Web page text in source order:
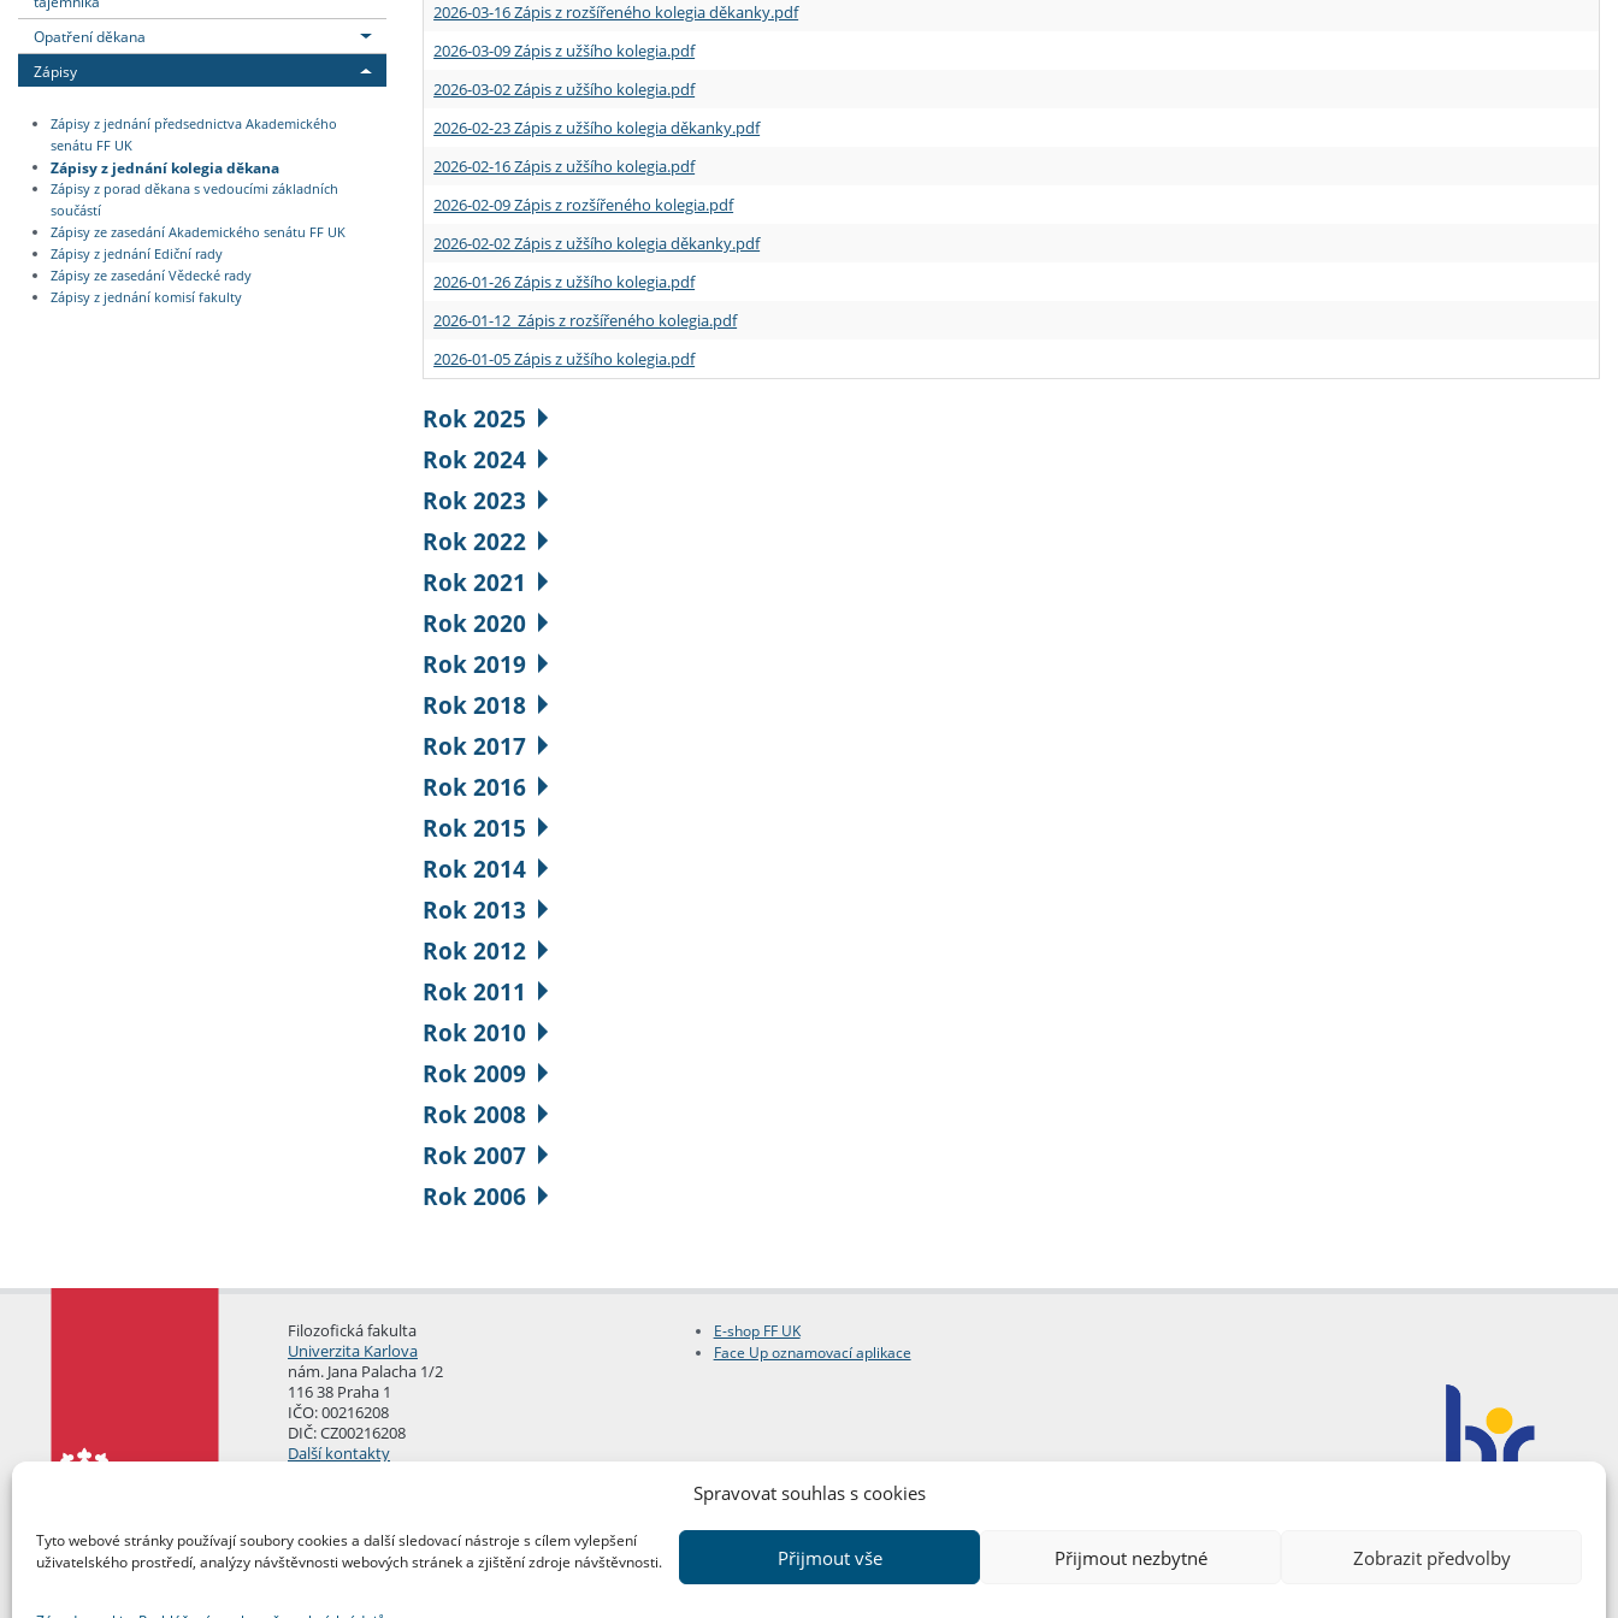
Spravovat souhlas s cookies
Tyto webové stránky používají soubory cookies a další sledovací nástroje s cílem vylepšení
uživatelského prostředí, analýzy návštěvnosti webových stránek a zjištění zdroje návštěvnosti.
Přijmout vše Přijmout nezbytné Zobrazit předvolby
Opatření děkana
Zápisy
Zápisy z jednání předsednictva Akademického
senátu FF UK
Zápisy z jednání kolegia děkana
Zápisy z porad děkana s vedoucími základních
součástí
Zápisy ze zasedání Akademického senátu FF UK
Zápisy z jednání Ediční rady
Zápisy ze zasedání Vědecké rady
Zápisy z jednání komisí fakulty
2026-03-16 Zápis z rozšířeného kolegia děkanky.pdf
2026-03-09 Zápis z užšího kolegia.pdf
2026-03-02 Zápis z užšího kolegia.pdf
2026-02-23 Zápis z užšího kolegia děkanky.pdf
2026-02-16 Zápis z užšího kolegia.pdf
2026-02-09 Zápis z rozšířeného kolegia.pdf
2026-02-02 Zápis z užšího kolegia děkanky.pdf
2026-01-26 Zápis z užšího kolegia.pdf
2026-01-12 Zápis z rozšířeného kolegia.pdf
2026-01-05 Zápis z užšího kolegia.pdf
Rok 2025
Rok 2024
Rok 2023
Rok 2022
Rok 2021
Rok 2020
Rok 2019
Rok 2018
Rok 2017
Rok 2016
Rok 2015
Rok 2014
Rok 2013
Rok 2012
Rok 2011
Rok 2010
Rok 2009
Rok 2008
Rok 2007
Rok 2006
Filozofická fakulta
Univerzita Karlova
nám. Jana Palacha 1/2
116 38 Praha 1
IČO: 00216208
DIČ: CZ00216208
Další kontakty
E-shop FF UK
Face Up oznamovací aplikace